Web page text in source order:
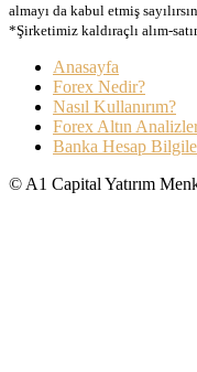
almayı da kabul etmiş
*Şirketimiz kaldıraçlı alım-
Anasayfa
Forex Nedir?
Nasıl Kullanırım?
Forex Altın
Banka Hesap
© A1 Capital Yatırım